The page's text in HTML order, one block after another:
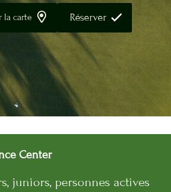
la carte Réserver
Center
juniors, personnes actives